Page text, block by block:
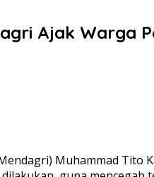
Ajak Warga
Muhammad Tito